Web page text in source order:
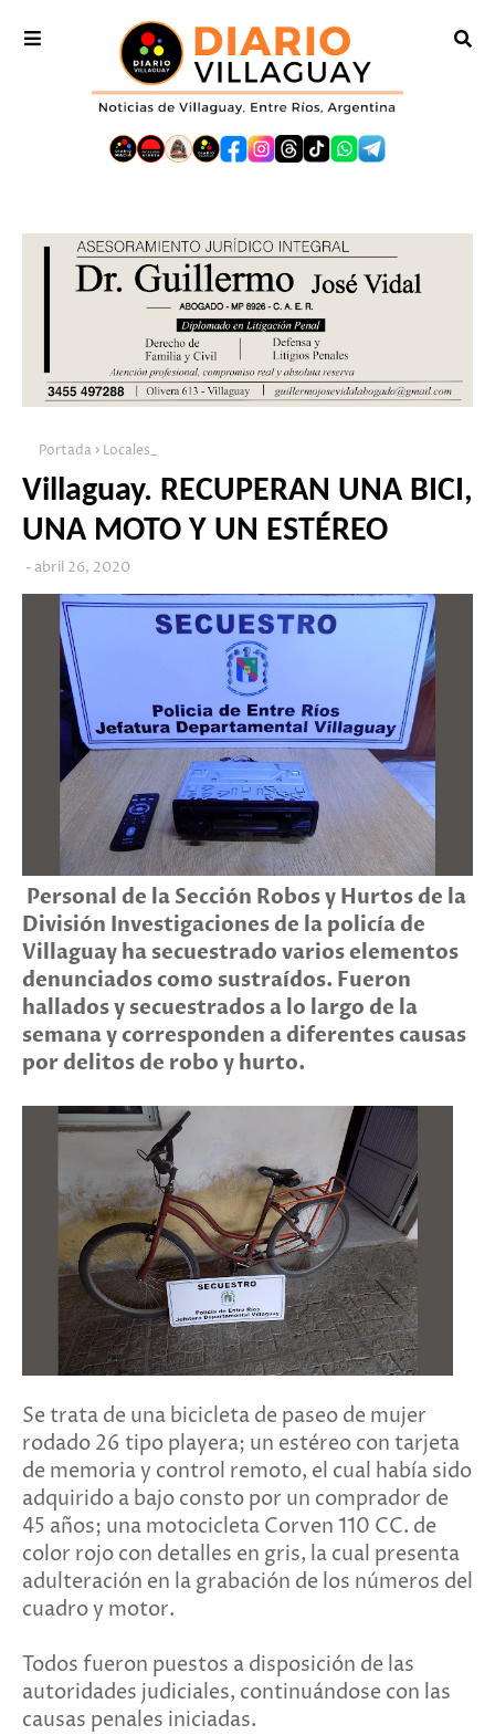
Portada Locales_
Villaguay. RECUPERAN UNA BICI,
UNA MOTO Y UN ESTÉREO
abril 26, 2020
Personal de la Sección Robos y Hurtos de la
División Investigaciones de la policía de
Villaguay ha secuestrado varios elementos
denunciados como sustraídos. Fueron
hallados y secuestrados a lo largo de la
semana y corresponden a diferentes causas
por delitos de robo y hurto.
Se trata de una bicicleta de paseo de mujer
rodado 26 tipo playera; un estéreo con tarjeta
de memoria y control remoto, el cual había sido
adquirido a bajo consto por un comprador de
45 años; una motocicleta Corven 110 CC. de
color rojo con detalles en gris, la cual presenta
adulteración en la grabación de los números del
cuadro y motor.
Todos fueron puestos a disposición de las
autoridades judiciales, continuándose con las
causas penales iniciadas.